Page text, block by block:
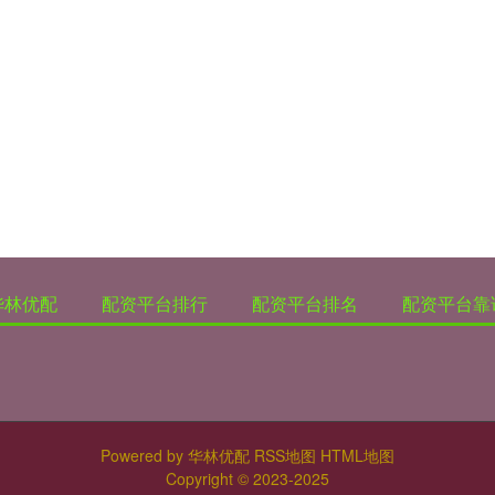
林优配 配资平台排行 配资平台排名 配资平台
Powered by 华林优配 RSS地图 HTML地图
Copyright © 2023-2025